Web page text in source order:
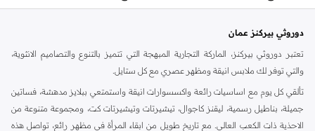
دوروثي بيركنز عمان
تعتبر دوروثي بيركنز، الماركة التجارية المبهجة التي تتميز بالتنوع والتصاميم الانثوية،
والتي توفر لك ملابس انيقة ومظهر عصري مع كل ستايل.
تألقي كل يوم مع اساسيات رائعة واكسسوارات انيقة واستمتعي ببلايز مدهشة، فساتين
جميلة، بناطيل رسمية، ليقنز كاجوال، تيشيرتات وتيشيرتات كت، ومجموعة متنوعة من
الاحذية ذات الكعب العالي. مع تاريخ طويل من ابقاء المرأة في مظهر رائع، تواصل هذه